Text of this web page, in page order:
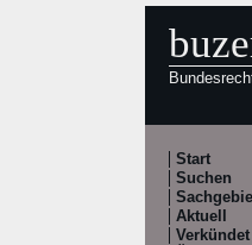
Start
Suchen
Aktuell
Verkündet